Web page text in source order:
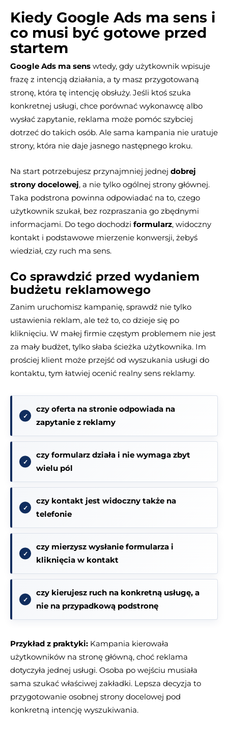
Kiedy Google Ads ma sens i
co musi być gotowe przed
startem
Google Ads ma sens wtedy, gdy użytkownik wpisuje
frazę z intencją działania, a ty masz przygotowaną
stronę, która tę intencję obsłuży. Jeśli ktoś szuka
konkretnej usługi, chce porównać wykonawcę albo
wysłać zapytanie, reklama może pomóc szybciej
dotrzeć do takich osób. Ale sama kampania nie uratuje
strony, która nie daje jasnego następnego kroku.
Na start potrzebujesz przynajmniej jednej dobrej
strony docelowej, a nie tylko ogólnej strony głównej.
Taka podstrona powinna odpowiadać na to, czego
użytkownik szukał, bez rozpraszania go zbędnymi
informacjami. Do tego dochodzi formularz, widoczny
kontakt i podstawowe mierzenie konwersji, żebyś
wiedział, czy ruch ma sens.
Co sprawdzić przed wydaniem
budżetu reklamowego
Zanim uruchomisz kampanię, sprawdź nie tylko
ustawienia reklam, ale też to, co dzieje się po
kliknięciu. W małej firmie częstym problemem nie jest
za mały budżet, tylko słaba ścieżka użytkownika. Im
prościej klient może przejść od wyszukania usługi do
kontaktu, tym łatwiej ocenić realny sens reklamy.
czy oferta na stronie odpowiada na
zapytanie z reklamy
czy formularz działa i nie wymaga zbyt
wielu pól
czy kontakt jest widoczny także na
telefonie
czy mierzysz wysłanie formularza i
kliknięcia w kontakt
czy kierujesz ruch na konkretną usługę, a
nie na przypadkową podstronę
Przykład z praktyki: Kampania kierowała
użytkowników na stronę główną, choć reklama
dotyczyła jednej usługi. Osoba po wejściu musiała
sama szukać właściwej zakładki. Lepsza decyzja to
przygotowanie osobnej strony docelowej pod
konkretną intencję wyszukiwania.